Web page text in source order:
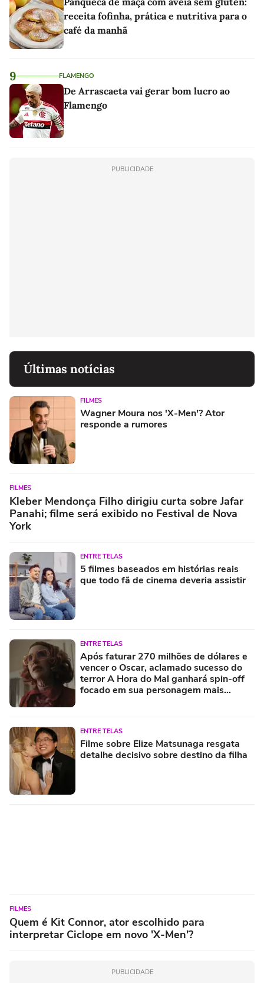
receita fofinha, prática e nutritiva para o
café da manhã
9 FLAMENGO
De Arrascaeta vai gerar bom lucro ao
Flamengo
PUBLICIDADE
Últimas notícias
FILMES
Wagner Moura nos 'X-Men'? Ator
responde a rumores
FILMES
Kleber Mendonça Filho dirigiu curta sobre Jafar
Panahi; filme será exibido no Festival de Nova
York
ENTRE TELAS
5 filmes baseados em histórias reais
que todo fã de cinema deveria assistir
ENTRE TELAS
Após faturar 270 milhões de dólares e
vencer o Oscar, aclamado sucesso do
terror A Hora do Mal ganhará spin-off
focado em sua personagem mais
ENTRE TELAS
Filme sobre Elize Matsunaga resgata
detalhe decisivo sobre destino da filha
FILMES
Quem é Kit Connor, ator escolhido para
interpretar Ciclope em novo 'X-Men'?
PUBLICIDADE